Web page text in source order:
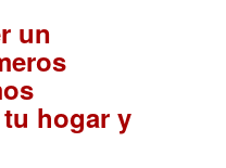
un
hogar y